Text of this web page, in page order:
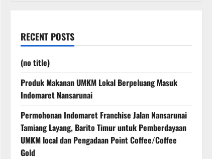
RECENT POSTS
(no title)
Produk Makanan UMKM Lokal Berpeluang Masuk
Indomaret Nansarunai
Permohonan Indomaret Franchise Jalan Nansarunai
Tamiang Layang, Barito Timur untuk Pemberdayaan
UMKM local dan Pengadaan Point Coffee/Coffee
Gold